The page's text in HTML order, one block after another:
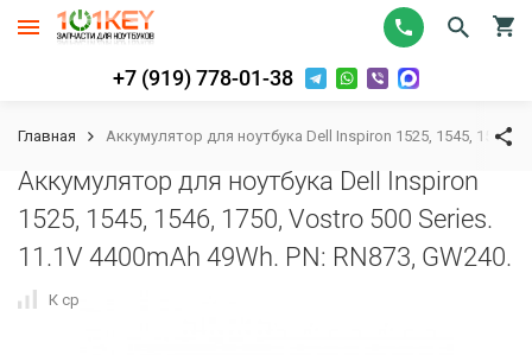
+7 (919) 778-01-38
Главная Аккумулятор для ноутбука Dell Inspiron 1525, 1545, 1546,
Аккумулятор для ноутбука Dell Inspiron
1525, 1545, 1546, 1750, Vostro 500 Series.
11.1V 4400mAh 49Wh. PN: RN873, GW240.
К сравнению